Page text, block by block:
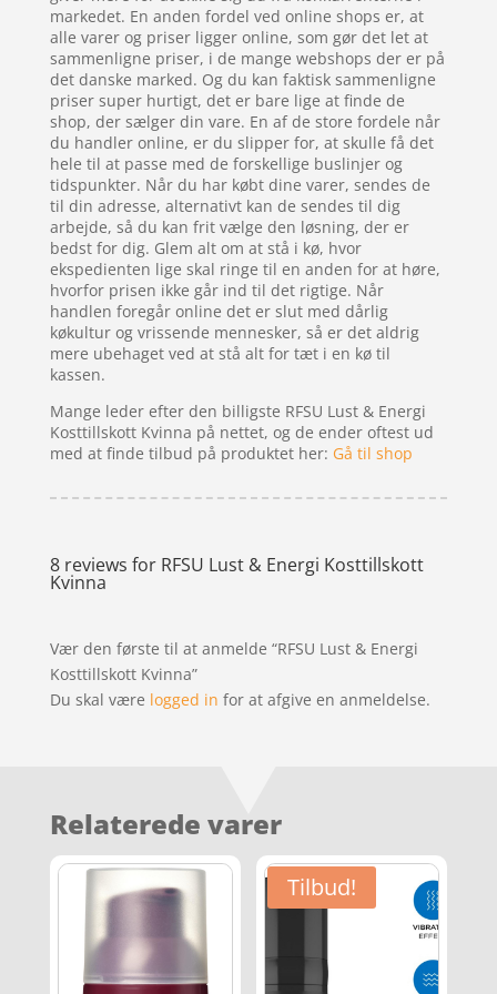
markedet. En anden fordel ved online shops er, at
alle varer og priser ligger online, som gør det let at
sammenligne priser, i de mange webshops der er på
det danske marked. Og du kan faktisk sammenligne
priser super hurtigt, det er bare lige at finde de
shop, der sælger din vare. En af de store fordele når
du handler online, er du slipper for, at skulle få det
hele til at passe med de forskellige buslinjer og
tidspunkter. Når du har købt dine varer, sendes de
til din adresse, alternativt kan de sendes til dig
arbejde, så du kan frit vælge den løsning, der er
bedst for dig. Glem alt om at stå i kø, hvor
ekspedienten lige skal ringe til en anden for at høre,
hvorfor prisen ikke går ind til det rigtige. Når
handlen foregår online det er slut med dårlig
køkultur og vrissende mennesker, så er det aldrig
mere ubehaget ved at stå alt for tæt i en kø til
kassen.
Mange leder efter den billigste RFSU Lust & Energi
Kosttillskott Kvinna på nettet, og de ender oftest ud
med at finde tilbud på produktet her: Gå til shop
8 reviews for RFSU Lust & Energi Kosttillskott
Kvinna
Vær den første til at anmelde “RFSU Lust & Energi
Kosttillskott Kvinna”
Du skal være logged in for at afgive en anmeldelse.
Relaterede varer
Tilbud!